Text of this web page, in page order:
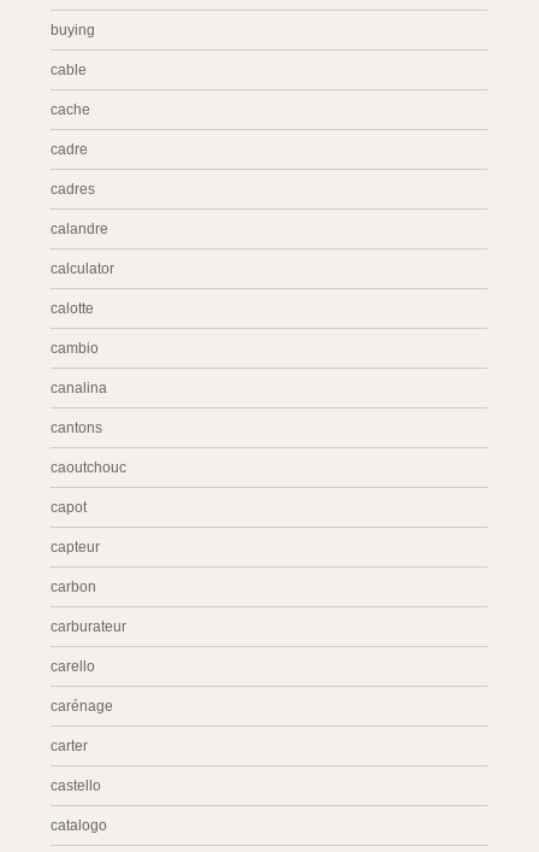
buying
cable
cache
cadre
cadres
calandre
calculator
calotte
cambio
canalina
cantons
caoutchouc
capot
capteur
carbon
carburateur
carello
carénage
carter
castello
catalogo